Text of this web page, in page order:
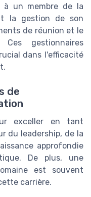
un membre de la
la gestion de son
de réunion et le
gestionnaires
dans l'efficacité
de
exceller en tant
du leadership, de la
approfondie
De plus, une
est souvent
carrière.